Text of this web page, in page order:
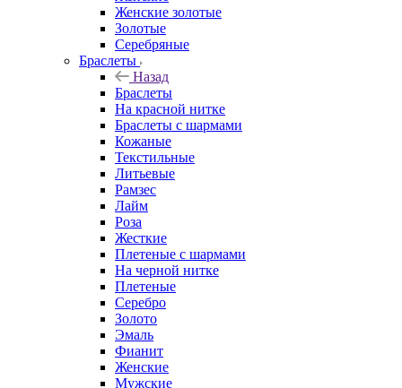
Женские золотые
Золотые
Серебряные
Браслеты
Назад
Браслеты
На красной нитке
Браслеты с шармами
Кожаные
Текстильные
Литьевые
Рамзес
Лайм
Роза
Жесткие
Плетеные с шармами
На черной нитке
Плетеные
Серебро
Золото
Эмаль
Фианит
Женские
Мужские